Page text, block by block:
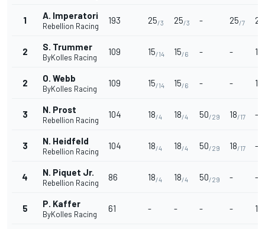
1 A. Imperatori
Rebellion Racing
193 25/3 25/3 - 25/7 25
2 S. Trummer
ByKolles Racing
109 15/14 15/6 - - 18
2 O. Webb
ByKolles Racing
109 15/14 15/6 - - 18
3 N. Prost
Rebellion Racing
104 18/4 18/4 50/29 18/17 -
3 N. Heidfeld
Rebellion Racing
104 18/4 18/4 50/29 18/17 -
4 N. Piquet Jr.
Rebellion Racing
86 18/4 18/4 50/29 - -
5 P. Kaffer
ByKolles Racing
61 - - - - 18